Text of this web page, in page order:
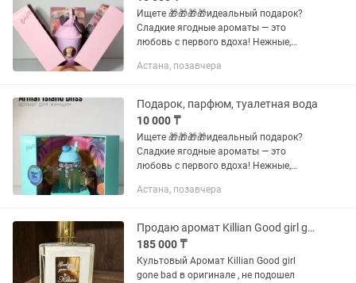
Ищете 🎁🎁🎁🎁идеальный подарок?
Сладкие ягодные ароматы — это
любовь с первого вдоха! Нежные,
настроение праздника и подойдут
даже...
Астана, позавчера
Подарок, парфюм, туалетная вода
10 000 ₸
Ищете 🎁🎁🎁🎁идеальный подарок?
Сладкие ягодные ароматы — это
любовь с первого вдоха! Нежные,
настроение праздника и подойдут
даже...
Астана, позавчера
Продаю аромат Killian Good girl gone bad
185 000 ₸
Культовый Аромат Killian Good girl
gone bad в оригинале , не подошел